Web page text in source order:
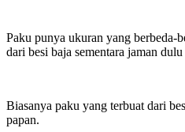
Paku punya ukuran yang berbeda-
dari besi baja sementara jaman
Biasanya paku yang terbuat dari
papan.